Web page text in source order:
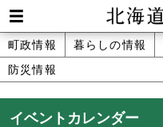
本
文
へ
メ
Men
u
北海道 東神
メ
ニ
ュ
町政情報 暮らしの情報
防災情報
イベントカレンダー